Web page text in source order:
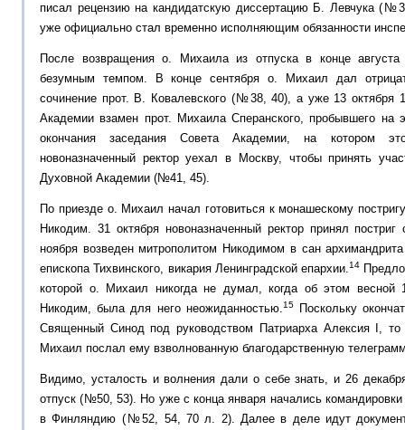
писал рецензию на кандидатскую диссертацию Б. Левчука
уже официально стал временно исполняющим обязанности
После возвращения о. Михаила из отпуска в конце
безумным темпом. В конце сентября о. Михаил дал
сочинение прот. В. Ковалевского (№38, 40), а уже 13 октября
Академии взамен прот. Михаила Сперанского, пробывшего
окончания заседания Совета Академии, на котором
новоназначенный ректор уехал в Москву, чтобы принять
Духовной Академии (№41, 45).
По приезде о. Михаил начал готовиться к монашескому
Никодим. 31 октября новоназначенный ректор принял
ноября возведен митрополитом Никодимом в сан
епископа Тихвинского, викария Ленинградской епархии.14
которой о. Михаил никогда не думал, когда об этом весной
Никодим, была для него неожиданностью.15Поскольку
Священный Синод под руководством Патриарха Алексия I, то
Михаил послал ему взволнованную благодарственную
Видимо, усталость и волнения дали о себе знать, и 26
отпуск (№50, 53). Но уже с конца января начались
в Финляндию (№52, 54, 70 л. 2). Далее в деле идут